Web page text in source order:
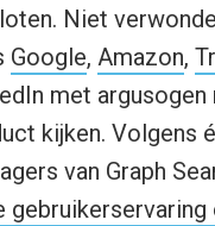
Niet
Google, Amazon,
met argusogen
kijken. Volgens
van Graph